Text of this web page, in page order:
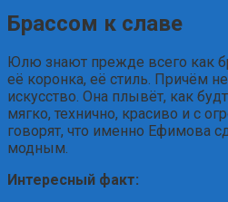
Брассом к славе
Юлю знают прежде всего как
её коронка, её стиль. Причём
искусство. Она плывёт, как
мягко, технично, красиво и с
говорят, что именно Ефимова
модным.
Интересный факт: